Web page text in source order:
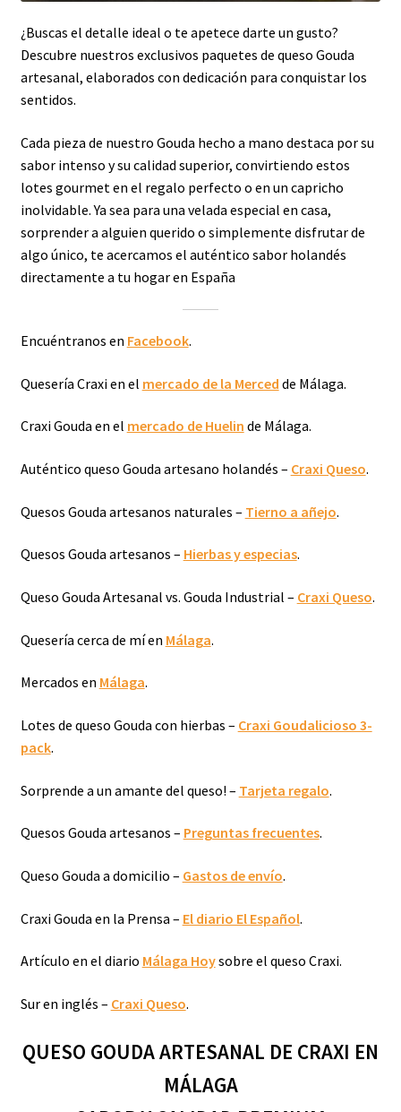
¿Buscas el detalle ideal o te apetece darte un gusto?
Descubre nuestros exclusivos paquetes de queso Gouda
artesanal, elaborados con dedicación para conquistar los
sentidos.
Cada pieza de nuestro Gouda hecho a mano destaca por su
sabor intenso y su calidad superior, convirtiendo estos
lotes gourmet en el regalo perfecto o en un capricho
inolvidable. Ya sea para una velada especial en casa,
sorprender a alguien querido o simplemente disfrutar de
algo único, te acercamos el auténtico sabor holandés
directamente a tu hogar en España
Encuéntranos en Facebook.
Quesería Craxi en el mercado de la Merced de Málaga.
Craxi Gouda en el mercado de Huelin de Málaga.
Auténtico queso Gouda artesano holandés – Craxi Queso.
Quesos Gouda artesanos naturales – Tierno a añejo.
Quesos Gouda artesanos – Hierbas y especias.
Queso Gouda Artesanal vs. Gouda Industrial – Craxi Queso.
Quesería cerca de mí en Málaga.
Mercados en Málaga.
Lotes de queso Gouda con hierbas – Craxi Goudalicioso 3-
pack.
Sorprende a un amante del queso! – Tarjeta regalo.
Quesos Gouda artesanos – Preguntas frecuentes.
Queso Gouda a domicilio – Gastos de envío.
Craxi Gouda en la Prensa – El diario El Español.
Artículo en el diario Málaga Hoysobre el queso Craxi.
Sur en inglés – Craxi Queso.
QUESO GOUDA ARTESANAL DE CRAXI EN
MÁLAGA